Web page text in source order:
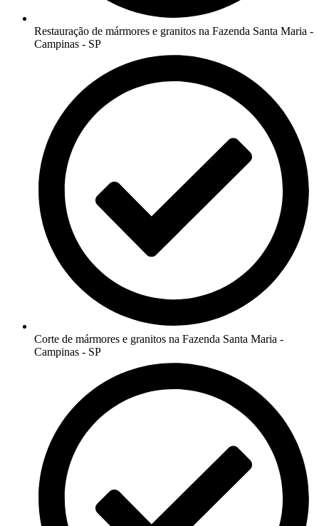
Restauração de mármores e granitos na Fazenda Santa Maria -
Campinas - SP
Corte de mármores e granitos na Fazenda Santa Maria -
Campinas - SP